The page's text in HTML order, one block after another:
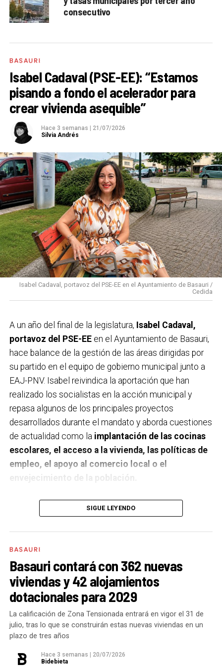
consecutivo
BASAURI
Isabel Cadaval (PSE-EE): “Estamos
pisando a fondo el acelerador para
crear vivienda asequible”
Hace 3 semanas
21/07/2026
Silvia Andrés
Isabel Cadaval, portavoz del PSE-EE en el Ayuntamiento de Basauri /
Cedida
A un año del final de la legislatura, Isabel Cadaval,
portavoz del PSE-EEen el Ayuntamiento de Basauri,
hace balance de la gestión de las áreas dirigidas por
su partido en el equipo de gobierno municipal junto a
EAJ-PNV. Isabel reivindica la aportación que han
realizado los socialistas en la acción municipal y
repasa algunos de los principales proyectos
desarrollados durante el mandato y aborda cuestiones
de actualidad como la implantación de las cocinas
escolares, el acceso a la vivienda, las políticas de
empleo, el apoyo al comercio local o el
envejecimiento de la población.
A un año de acabar la legislatura, ¿qué balance
haces de la gestión del PSE en tus áreas dentro
del equipo de gobierno y qué proyectos
los gobiernos sirve para transformar y mejorar la vida
de las personas y, por eso, tan importante como la
gestión en las áreas de nuestra responsabilidad es la
impronta que marcamos en cuáles son las prioridades
del equipo de gobierno.
En ese sentido, destacaría la construcción de
ascensores para garantizar la accesibilidad entre El
SIGUE LEYENDO
BASAURI
Basauri contará con 362 nuevas
viviendas y 42 alojamientos
dotacionales para 2029
La calificación de Zona Tensionada entrará en vigor el 31 de
julio, tras lo que se construirán estas nuevas viviendas en un
plazo de tres años
Hace 3 semanas
20/07/2026
Bidebieta